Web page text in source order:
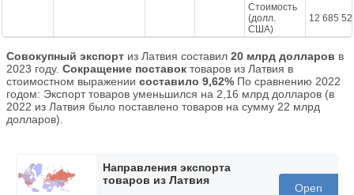
Стоимость
(долл.
США)
12 685
Совокупный экспорт из Латвия составил 20 млрд долларов в
2023 году. Сокращение поставок товаров из Латвия в
стоимостном выражении составило 9,62% По сравнению 2022
годом: Экспорт товаров уменьшился на 2,16 млрд долларов (в
2022 из Латвия было поставлено товаров на сумму 22 млрд
долларов).
Направления экспорта
товаров из Латвия
Open